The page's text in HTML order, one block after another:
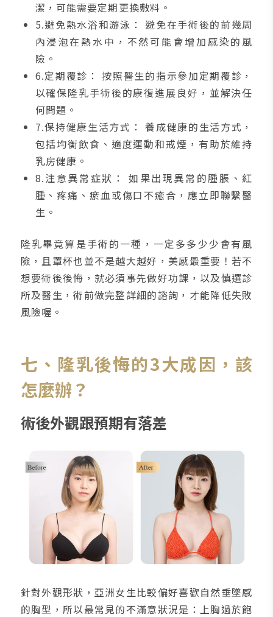
潔，可能需要定期更換敷料。
5.避免熱水浴和游泳： 避免在手術後的前幾周
內浸泡在熱水中，不然可能會增加感染的風
險。
6.定期覆診： 按照醫生的指示參加定期覆診，
以確保隆乳手術後的康復進展良好，並解決任
何問題。
7.保持健康生活方式： 養成健康的生活方式，
包括均衡飲食、適度運動和戒煙，有助於維持
乳房健康。
8.注意異常症狀： 如果出現異常的腫脹、紅
腫、疼痛、瘀血或傷口不癒合，應立即聯繫醫
生。
隆乳畢竟算是手術的一種，一定多多少少會有風
險，且罩杯也並不是越大越好，美感最重要！若不
想要術後後悔，就必須事先做好功課，以及慎選診
所及醫生，術前做完整詳細的諮詢，才能降低失敗
風險喔。
七、隆乳後悔的3大成因，該
怎麼辦？
術後外觀跟預期有落差
針對外觀形狀，亞洲女生比較偏好喜歡自然垂墜感
的胸型，所以最常見的不滿意狀況是：上胸過於飽